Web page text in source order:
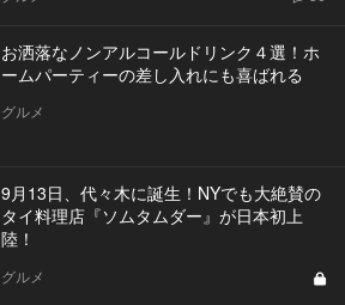
お洒落なノンアルコールドリンク４選！ホ
ームパーティーの差し入れにも喜ばれる
グルメ
9月13日、代々木に誕生！NYでも大絶賛の
タイ料理店『ソムタムダー』が日本初上
陸！
グルメ